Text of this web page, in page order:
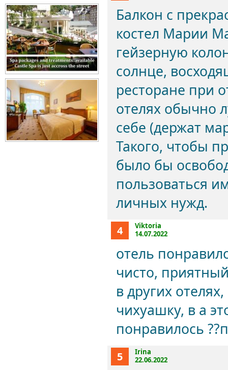
Балкон с
костел Марии
гейзерную
солнце,
ресторане при
отелях обычно
себе (держат
Такого, чтобы
было бы
пользоваться
личных нужд.
4
Viktoria
14.07.2022
отель
чисто,
в других
чихуашку, в а
понравилось
5
Irina
22.06.2022